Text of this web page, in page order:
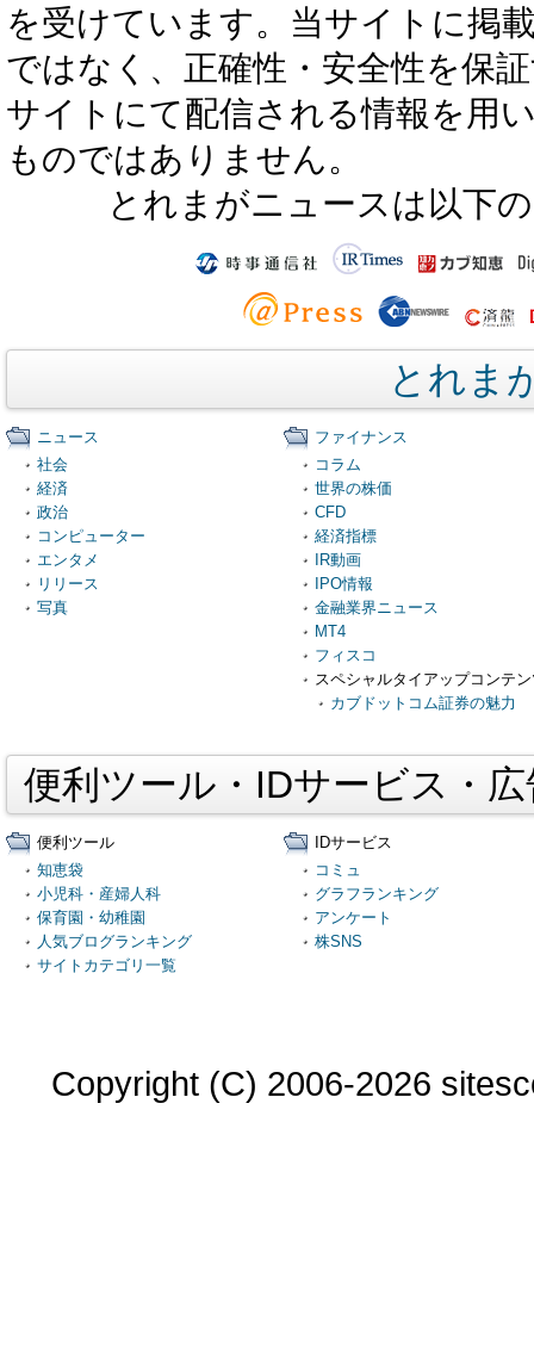
を受けています。当サイトに掲
ではなく、正確性・安全性を保
サイトにて配信される情報を用
ものではありません。
とれまがニュースは以下
とれま
ニュース
社会
経済
政治
コンピューター
エンタメ
リリース
写真
ファイナンス
コラム
世界の株価
CFD
経済指標
IR動画
IPO情報
金融業界ニュース
MT4
フィスコ
スペシャルタイアップコンテ
カブドットコム証券の魅力
便利ツール・IDサービス・
便利ツール
知恵袋
小児科・産婦人科
保育園・幼稚園
人気ブログランキング
サイトカテゴリ一覧
IDサービス
コミュ
グラフランキング
アンケート
株SNS
Copyright (C) 2006-2026